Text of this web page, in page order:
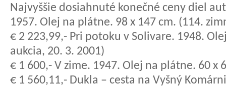
Najvyššie dosiahnuté konečné ceny diel
1957. Olej na plátne. 98 x 147 cm. (114.
€ 2 223,99,- Pri potoku v Solivare. 1948.
aukcia, 20. 3. 2001)
€ 1 600,- V zime. 1947. Olej na plátne. 60 x
€ 1 560,11,- Dukla – cesta na Vyšný